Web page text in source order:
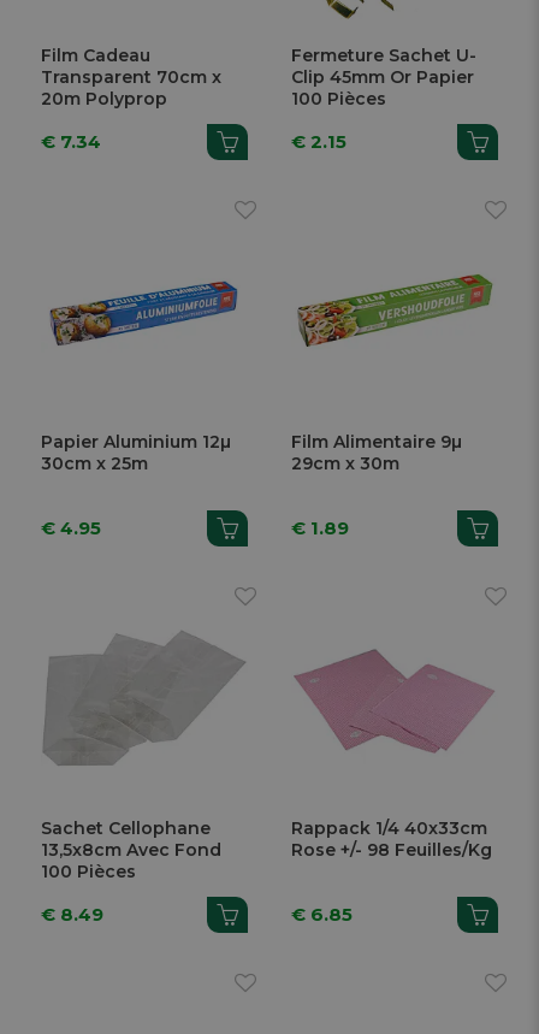
Film Cadeau
Transparent 70cm x
20m Polyprop
€ 7.34
Fermeture Sachet U-
Clip 45mm Or Papier
100 Pièces
€ 2.15
Papier Aluminium 12µ
30cm x 25m
€ 4.95
Film Alimentaire 9µ
29cm x 30m
€ 1.89
Sachet Cellophane
13,5x8cm Avec Fond
100 Pièces
€ 8.49
Rappack 1/4 40x33cm
Rose +/- 98 Feuilles/Kg
€ 6.85